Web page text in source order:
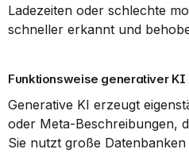
Ladezeiten oder schlechte
schneller erkannt und
Funktionsweise generativer KI
Generative KI erzeugt
oder Meta-Beschreibungen,
Sie nutzt große